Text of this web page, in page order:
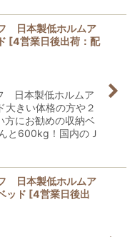
日本製低ホルムア
[4営業日後出荷：配
日本製低ホルムア
大きい体格の方や２
方にお勧めの収納ベ
と600kg！国内のＪ
日本製低ホルムア
ッド [4営業日後出